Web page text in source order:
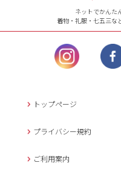
【お問い合わせ窓口（メー
ル）】10:00~17:00
土曜日、日曜日、臨
時休業日を除く。
営業時間外にいただ
返信させていただきま
年末年始、大型連休
ネットでかんた
着物・礼服・七五三な
トップページ
プライバシー規約
ご利用案内